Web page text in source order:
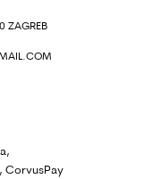
ZAGREB
CorvusPay